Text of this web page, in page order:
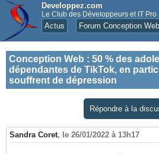
Developpez.com
Le Club des Développeurs et IT Pro
Actus Forum Conception Web
Conception Web : 50 % des
dépendantes de TikTok, en
souffrent de dépression
Répondre à la
Sandra Coret, le 26/01/2022 à 13h17